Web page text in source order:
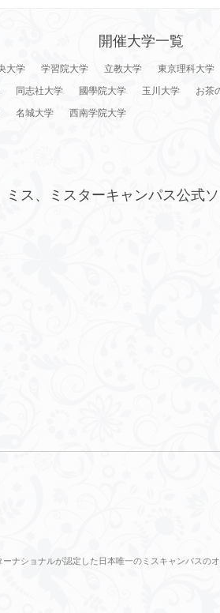
開催大学一覧
大学 学習院大学 立教大学 東京理科大学
同志社大学 國學院大学 玉川大学 お茶
名城大学 西南学院大学
ミス、ミスターキャンパス公式
ナショナルが認定した日本唯一のミスキャンパスのオ